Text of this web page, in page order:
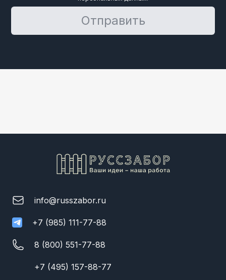
Отправить
info@russzabor.ru
+7 (985) 111-77-88
8 (800) 551-77-88
+7 (495) 157-88-77